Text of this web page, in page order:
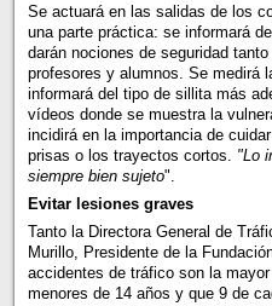
Se actuará en las salidas de los
una parte práctica: se informará
darán nociones de seguridad
profesores y alumnos. Se medirá
informará del tipo de sillita más
vídeos donde se muestra la
incidirá en la importancia de
prisas o los trayectos cortos. "Lo
siempre bien sujeto".
Evitar lesiones graves
Tanto la Directora General de
Murillo, Presidente de la
accidentes de tráfico son la
menores de 14 años y que 9 de